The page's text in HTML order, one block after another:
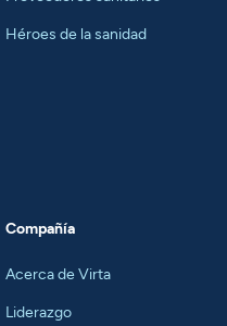
Héroes de la sanidad
Compañía
Acerca de Virta
Liderazgo